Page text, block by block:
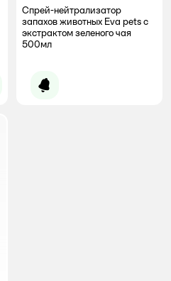
Спрей-нейтрализатор
запахов животных Eva pets с
экстрактом зеленого чая
500мл
Уведомить о появлении